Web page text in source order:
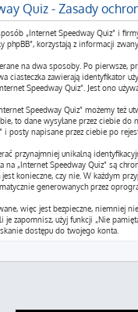
Quiz - Zasady
„Internet Speedway Quiz” i
phpBB”, korzystają z informacji
na dwa sposoby. Po pierwsze,
ciasteczka zawierają identyfikator
Speedway Quiz”. Jest ono
Speedway Quiz” możemy
to dane wysyłane przez ciebie do
i posty napisane przez ciebie po
przynajmniej unikalną
na „Internet Speedway Quiz” są
konieczne, czy nie. W każdym
generowanych przez
więc jest bezpieczne, niemniej
je zapomnisz, użyj funkcji „Nie
dostępu do twojego konta.